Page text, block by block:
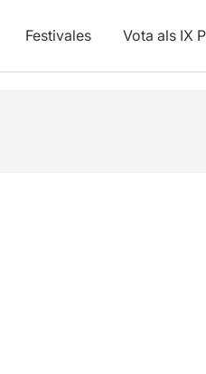
Festivales Vota als IX